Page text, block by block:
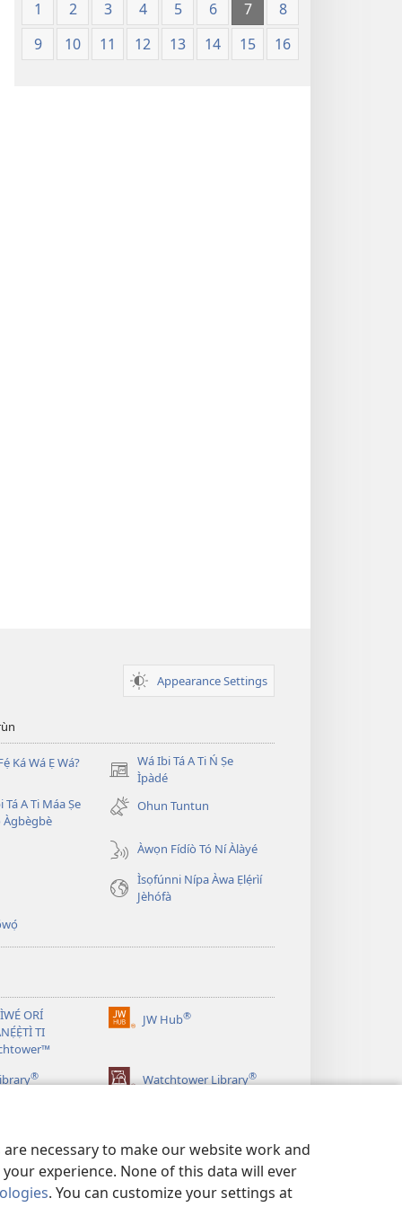
necessary to make our website work and
experience. None of this data will ever
. You can customize your settings at
1 2 3 4 5 6 7
8
9
10 11 12 13 14 15 16
Appearance Settings
Ká Wá Ẹ Wá?
Wá Ibi Tá A Ti Ń Ṣe
Ìpàdé
(opens
new
window)
Tá A Ti Máa Ṣe
Àgbègbè
Ohun Tuntun
Àwọn Fídíò Tó Ní Àlàyé
Ìsọfúnni Nípa Àwa Ẹlẹ́rìí
Jèhófà
ORÍ
TI
JW Hub®
(opens
® Watchtower Library®